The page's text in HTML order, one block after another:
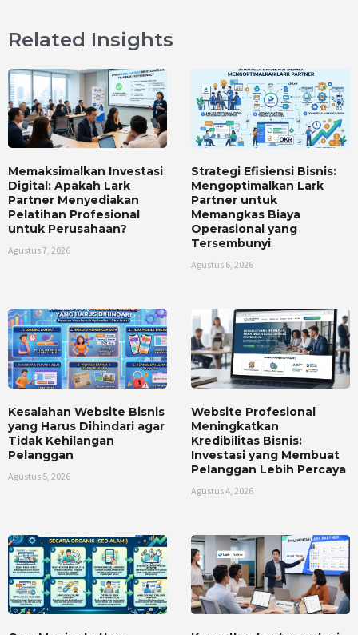
Related Insights
Memaksimalkan Investasi
Digital: Apakah Lark
Partner Menyediakan
Pelatihan Profesional
untuk Perusahaan?
Agustus 7, 2026
Strategi Efisiensi Bisnis:
Mengoptimalkan Lark
Partner untuk
Memangkas Biaya
Operasional yang
Tersembunyi
Agustus 6, 2026
Kesalahan Website Bisnis
yang Harus Dihindari agar
Tidak Kehilangan
Pelanggan
Agustus 5, 2026
Website Profesional
Meningkatkan
Kredibilitas Bisnis:
Investasi yang Membuat
Pelanggan Lebih Percaya
Agustus 4, 2026